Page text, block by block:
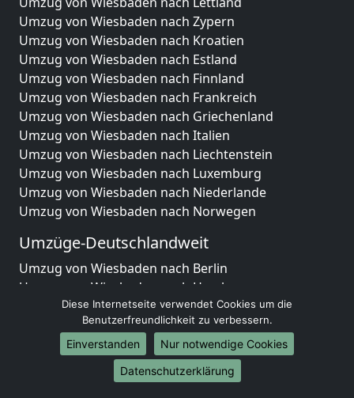
Umzug von Wiesbaden nach Zypern
Umzug von Wiesbaden nach Kroatien
Umzug von Wiesbaden nach Estland
Umzug von Wiesbaden nach Finnland
Umzug von Wiesbaden nach Frankreich
Umzug von Wiesbaden nach Griechenland
Umzug von Wiesbaden nach Italien
Umzug von Wiesbaden nach Liechtenstein
Umzug von Wiesbaden nach Luxemburg
Umzug von Wiesbaden nach Niederlande
Umzug von Wiesbaden nach Norwegen
Umzüge-Deutschlandweit
Umzug von Wiesbaden nach Berlin
Umzug von Wiesbaden nach Hamburg
Umzug von Wiesbaden nach München
Umzug von Wiesbaden nach Köln
Umzug von Wiesbaden nach Frankfurt am Main
Umzug von Wiesbaden nach Stuttgart
Umzug von Wiesbaden nach Düsseldorf
Diese Internetseite verwendet Cookies um die
Benutzerfreundlichkeit zu verbessern.
Einverstanden
Nur notwendige Cookies
Datenschutzerklärung